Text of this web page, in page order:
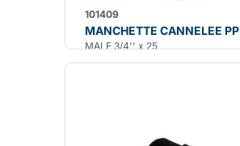
101409
MANCHETTE CANNELEE PP
MALE 3/4'' x 25